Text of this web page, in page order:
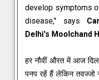
develop symptoms
disease," says
Delhi's Moolchand
हर नौवीं औरत में आज
पनप रहें हैं लेकिन तवज्जो